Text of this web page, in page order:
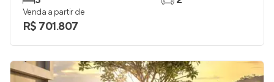
Venda a partir de
R$ 701.807